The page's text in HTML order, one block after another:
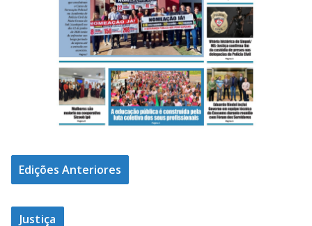
Edições Anteriores
Justiça